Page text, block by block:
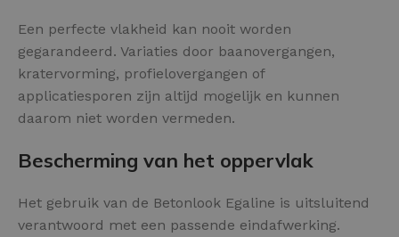
Een perfecte vlakheid kan nooit worden
gegarandeerd. Variaties door baanovergangen,
kratervorming, profielovergangen of
applicatiesporen zijn altijd mogelijk en kunnen
daarom niet worden vermeden.
Bescherming van het oppervlak
Het gebruik van de Betonlook Egaline is uitsluitend
verantwoord met een passende eindafwerking.